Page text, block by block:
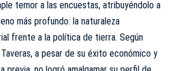
temor a las encuestas, atribuyéndolo a
más profundo: la naturaleza
frente a la política de tierra. Según
a pesar de su éxito económico y